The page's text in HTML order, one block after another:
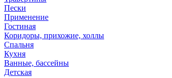
Пески
Применение
Гостиная
Коридоры, прихожие, холлы
Спальня
Кухня
Ванные, бассейны
Детская